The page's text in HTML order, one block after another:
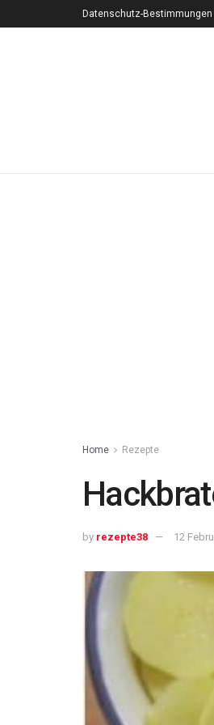
Datenschutz-Bestimmungen
Home Rezepte
by rezepte38 12